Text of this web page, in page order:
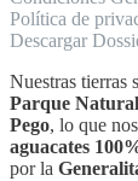
Política de
Descargar
Nuestras tierras
Parque
Pego, lo que
aguacates
por la